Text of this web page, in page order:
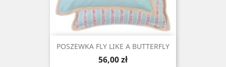
POSZEWKA FLY LIKE A BUTTERFLY
Cena
56,00 zł